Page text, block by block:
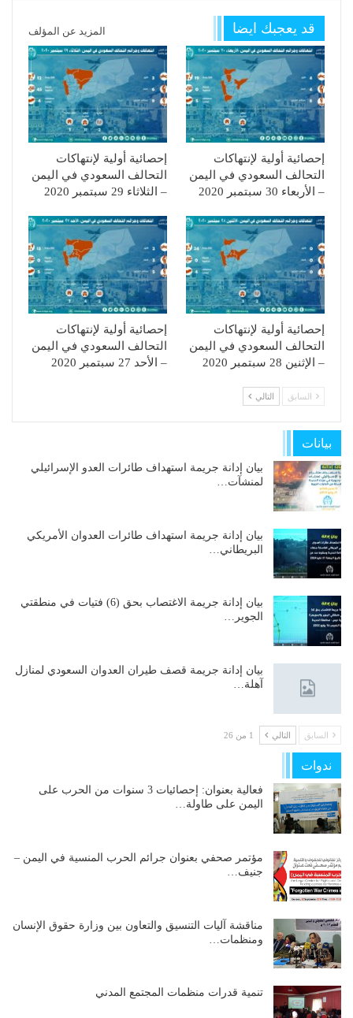
قد يعجبك ايضا المزيد عن المؤلف
إحصائية أولية لإنتهاكات
التحالف السعودي في اليمن
– الأربعاء 30 سبتمبر 2020
إحصائية أولية لإنتهاكات
التحالف السعودي في اليمن
– الثلاثاء 29 سبتمبر 2020
إحصائية أولية لإنتهاكات
التحالف السعودي في اليمن
– الإثنين 28 سبتمبر 2020
إحصائية أولية لإنتهاكات
التحالف السعودي في اليمن
– الأحد 27 سبتمبر 2020
السابق التالي
بيانات
بيان إدانة جريمة استهداف طائرات العدو الإسرائيلي
لمنشآت…
بيان إدانة جريمة استهداف طائرات العدوان الأمريكي
البريطاني…
بيان إدانة جريمة الاغتصاب بحق (6) فتيات في منطقتي
الجوير…
بيان إدانة جريمة قصف طيران العدوان السعودي لمنازل
آهلة…
السابق التالي 1 من 26
ندوات
فعالية بعنوان: إحصائيات 3 سنوات من الحرب على
اليمن على طاولة…
مؤتمر صحفي بعنوان جرائم الحرب المنسية في اليمن –
جنيف…
مناقشة آليات التنسيق والتعاون بين وزارة حقوق الإنسان
ومنظمات…
تنمية قدرات منظمات المجتمع المدني